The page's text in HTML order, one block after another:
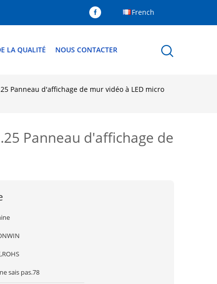
French
LA QUALITÉ NOUS CONTACTER
Panneau d'affichage de mur vidéo à LED micro
Panneau d'affichage de
sais pas.78